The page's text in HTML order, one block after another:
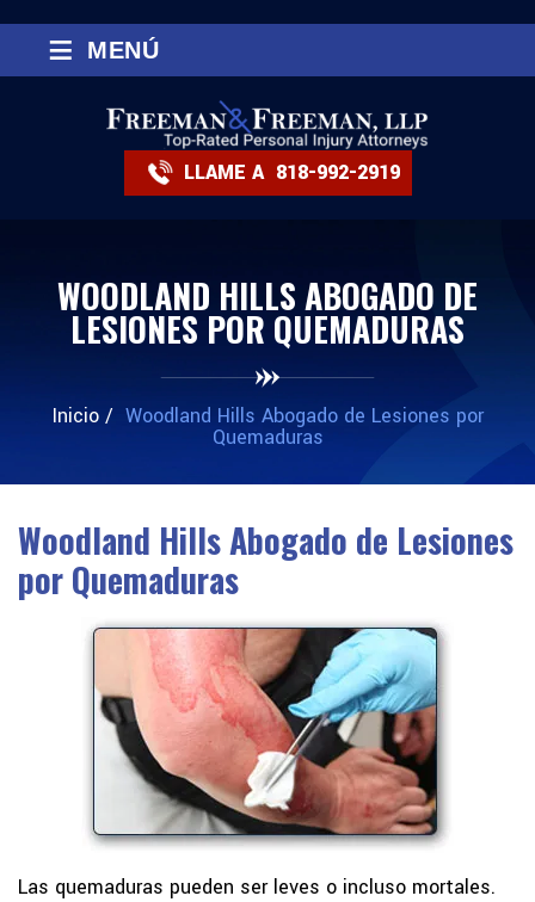
LLAME A 818-992-2919
≡ MENÚ
WOODLAND HILLS ABOGADO DE
LESIONES POR QUEMADURAS
Inicio/ Woodland Hills Abogado de Lesiones por
Quemaduras
Woodland Hills Abogado de Lesiones
por Quemaduras
Las quemaduras pueden ser leves o incluso mortales.